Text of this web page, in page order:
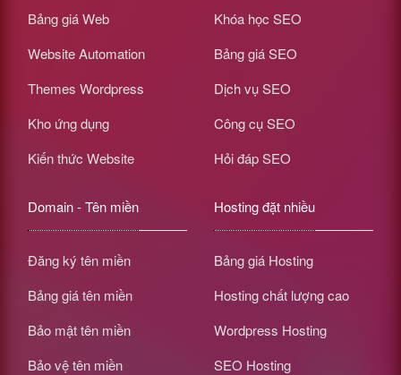
Bảng giá Web
Website Automation
Themes Wordpress
Kho ứng dụng
Kiến thức Website
Khóa học SEO
Bảng giá SEO
Dịch vụ SEO
Công cụ SEO
Hỏi đáp SEO
Domain - Tên miền
Đăng ký tên miền
Bảng giá tên miền
Bảo mật tên miền
Bảo vệ tên miền
Hosting đặt nhiều
Bảng giá Hosting
Hosting chất lượng cao
Wordpress Hosting
SEO Hosting